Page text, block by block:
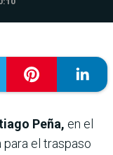
Peña, en el
el traspaso